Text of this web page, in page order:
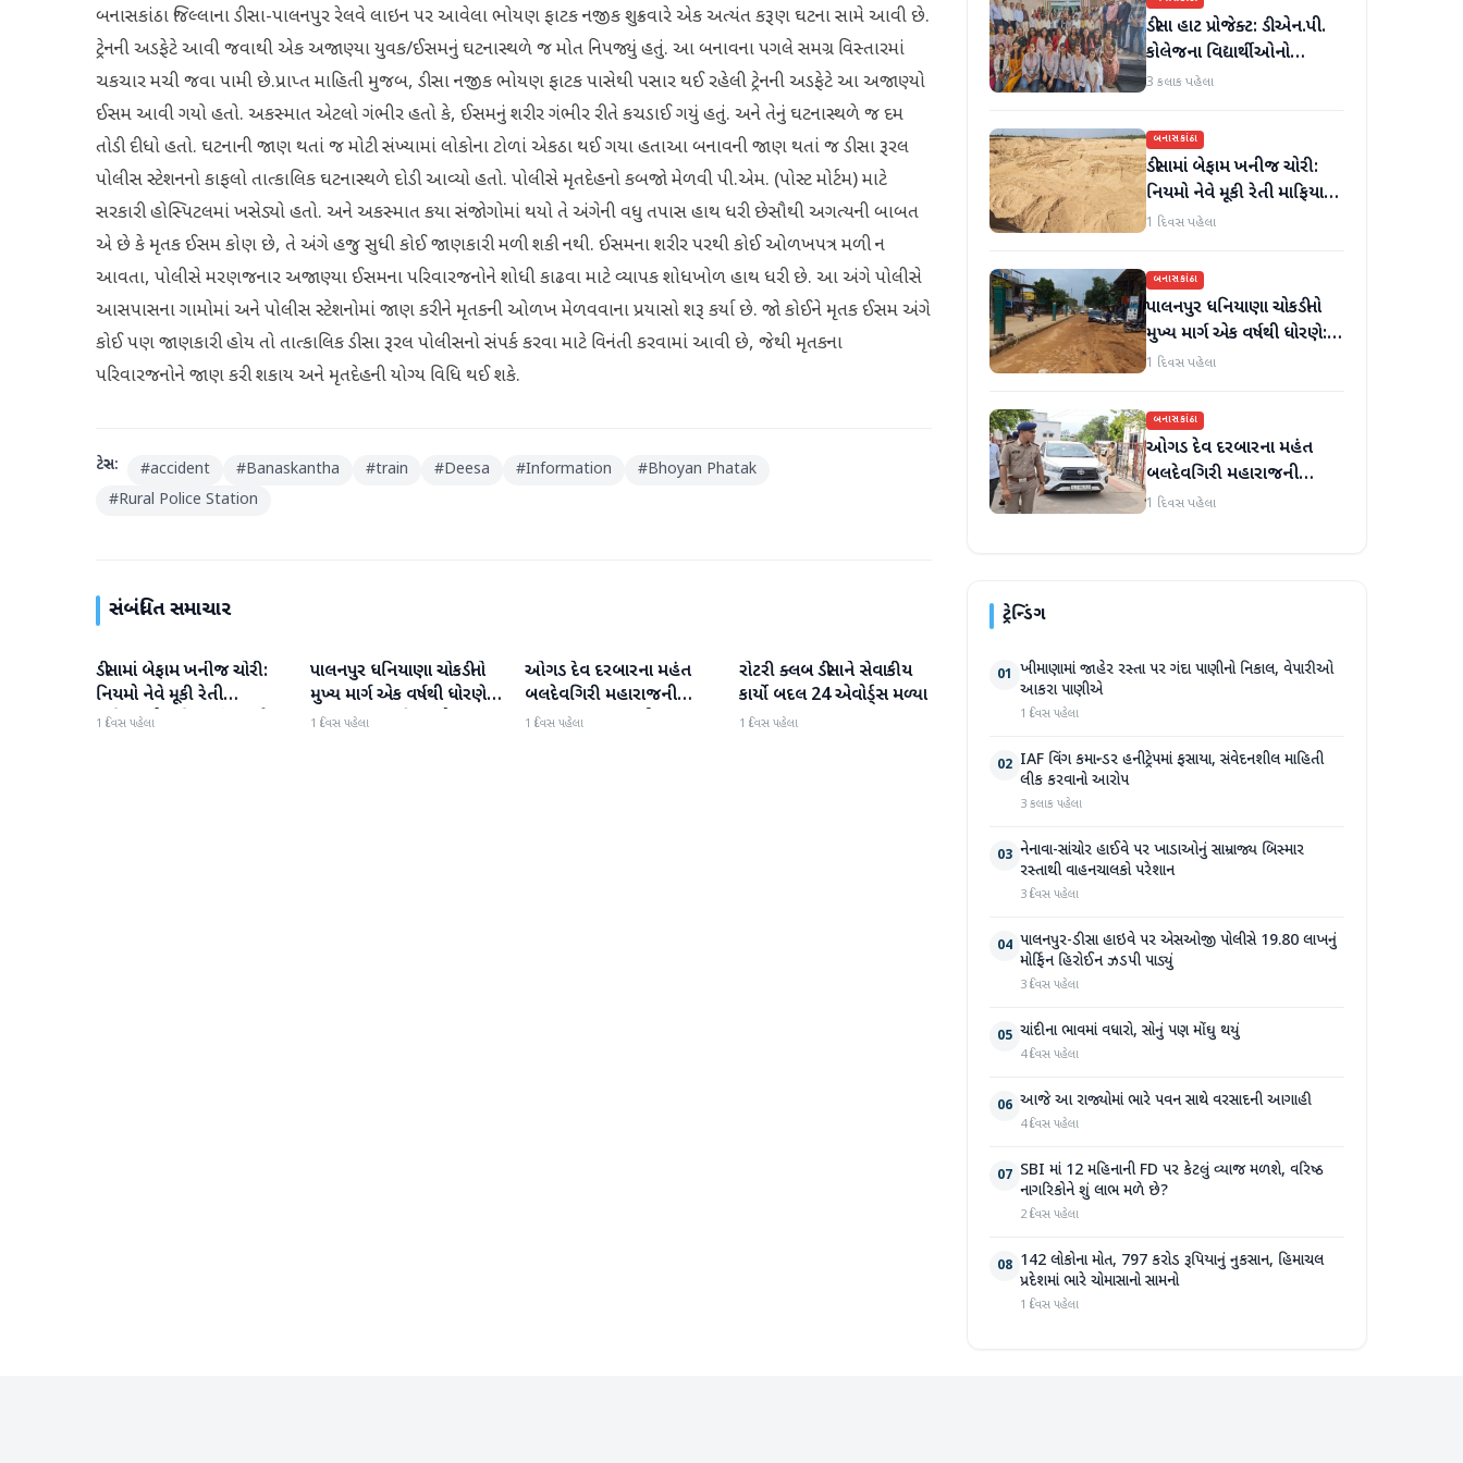
બનાસકાંઠા જિલ્લાના ડીસા-પાલનપુર રેલવે લાઇન પર આવેલા ભોયણ ફાટક નજીક શુક્રવારે એક અત્યંત કરૂણ ઘટના સામે આવી છે.
ટ્રેનની અડફેટે આવી જવાથી એક અજાણ્યા યુવક/ઈસમનું ઘટનાસ્થળે જ મોત નિપજ્યું હતું. આ બનાવના પગલે સમગ્ર વિસ્તારમાં
ચકચાર મચી જવા પામી છે. ​પ્રાપ્ત માહિતી મુજબ, ડીસા નજીક ભોયણ ફાટક પાસેથી પસાર થઈ રહેલી ટ્રેનની અડફેટે આ અજાણ્યો
ઈસમ આવી ગયો હતો. અકસ્માત એટલો ગંભીર હતો કે, ઈસમનું શરીર ગંભીર રીતે કચડાઈ ગયું હતું. અને તેનું ઘટનાસ્થળે જ દમ
તોડી દીધો હતો. ઘટનાની જાણ થતાં જ મોટી સંખ્યામાં લોકોના ટોળાં એકઠા થઈ ગયા હતા​આ બનાવની જાણ થતાં જ ડીસા રૂરલ
પોલીસ સ્ટેશનનો કાફલો તાત્કાલિક ઘટનાસ્થળે દોડી આવ્યો હતો. પોલીસે મૃતદેહનો કબજો મેળવી પી.એમ. (પોસ્ટ મોર્ટમ) માટે
સરકારી હોસ્પિટલમાં ખસેડ્યો હતો. અને અકસ્માત કયા સંજોગોમાં થયો તે અંગેની વધુ તપાસ હાથ ધરી છે​સૌથી અગત્યની બાબત
એ છે કે મૃતક ઈસમ કોણ છે, તે અંગે હજુ સુધી કોઈ જાણકારી મળી શકી નથી. ઈસમના શરીર પરથી કોઈ ઓળખપત્ર મળી ન
આવતા, પોલીસે મરણજનાર અજાણ્યા ઈસમના પરિવારજનોને શોધી કાઢવા માટે વ્યાપક શોધખોળ હાથ ધરી છે. આ અંગે પોલીસે
આસપાસના ગામોમાં અને પોલીસ સ્ટેશનોમાં જાણ કરીને મૃતકની ઓળખ મેળવવાના પ્રયાસો શરૂ કર્યા છે. ​જો કોઈને મૃતક ઈસમ અંગે
કોઈ પણ જાણકારી હોય તો તાત્કાલિક ડીસા રૂરલ પોલીસનો સંપર્ક કરવા માટે વિનંતી કરવામાં આવી છે, જેથી મૃતકના
પરિવારજનોને જાણ કરી શકાય અને મૃતદેહની યોગ્ય વિધિ થઈ શકે.
ટેગ્સ: #accident #Banaskantha #train #Deesa #Information #Bhoyan Phatak
#Rural Police Station
સંબંધિત સમાચાર
બનાસકાંઠા
ડીસામાં બેફામ ખનીજ ચોરી:
નિયમો નેવે મૂકી રેતી
માફિયાઓ સક્રિય, તંત્ર સામે
1 દિવસ પહેલા
બનાસકાંઠા
પાલનપુર ધનિયાણા ચોકડીનો
મુખ્ય માર્ગ એક વર્ષથી ધોરણે:
ગટરલાઇન પછી રસ્તો ન
1 દિવસ પહેલા
બનાસકાંઠા
ઓગડ દેવ દરબારના મહંત
બલદેવગિરી મહારાજની
અટકાયત બાદ જામીન પર
1 દિવસ પહેલા
બનાસકાંઠા
રોટરી ક્લબ ડીસાને સેવાકીય
કાર્યો બદલ 24 એવોર્ડ્સ મળ્યા
1 દિવસ પહેલા
ડીસા હાટ પ્રોજેક્ટ: ડી.એન.પી.
કોલેજના વિદ્યાર્થીઓનો
ઉત્સાહભેર સહયોગ
3 કલાક પહેલા
બનાસકાંઠા
ડીસામાં બેફામ ખનીજ ચોરી:
નિયમો નેવે મૂકી રેતી માફિયાઓ
સક્રિય, તંત્ર સામે સવાલો
1 દિવસ પહેલા
બનાસકાંઠા
પાલનપુર ધનિયાણા ચોકડીનો
મુખ્ય માર્ગ એક વર્ષથી ધોરણે:
ગટરલાઇન પછી રસ્તો ન
1 દિવસ પહેલા
બનાસકાંઠા
ઓગડ દેવ દરબારના મહંત
બલદેવગિરી મહારાજની
અટકાયત બાદ જામીન પર
1 દિવસ પહેલા
ટ્રેન્ડિંગ
01 ખીમાણામાં જાહેર રસ્તા પર ગંદા પાણીનો નિકાલ, વેપારીઓ
આકરા પાણીએ
1 દિવસ પહેલા
02 IAF વિંગ કમાન્ડર હનીટ્રેપમાં ફસાયા, સંવેદનશીલ માહિતી
લીક કરવાનો આરોપ
3 કલાક પહેલા
03 નેનાવા-સાંચોર હાઈવે પર ખાડાઓનું સામ્રાજ્ય બિસ્માર
રસ્તાથી વાહનચાલકો પરેશાન
3 દિવસ પહેલા
04 પાલનપુર-ડીસા હાઇવે પર એસઓજી પોલીસે 19.80 લાખનું
મોર્ફિન હિરોઈન ઝડપી પાડ્યું
3 દિવસ પહેલા
05 ચાંદીના ભાવમાં વધારો, સોનું પણ મોંઘુ થયું
4 દિવસ પહેલા
06 આજે આ રાજ્યોમાં ભારે પવન સાથે વરસાદની આગાહી
4 દિવસ પહેલા
07 SBI માં 12 મહિનાની FD પર કેટલું વ્યાજ મળશે, વરિષ્ઠ
નાગરિકોને શું લાભ મળે છે?
2 દિવસ પહેલા
08 142 લોકોના મોત, 797 કરોડ રૂપિયાનું નુકસાન, હિમાચલ
પ્રદેશમાં ભારે ચોમાસાનો સામનો
1 દિવસ પહેલા